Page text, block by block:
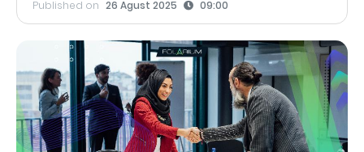
Published on 26 Agust 2025 09:00